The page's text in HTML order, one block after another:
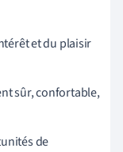
et du plaisir
sûr, confortable,
de